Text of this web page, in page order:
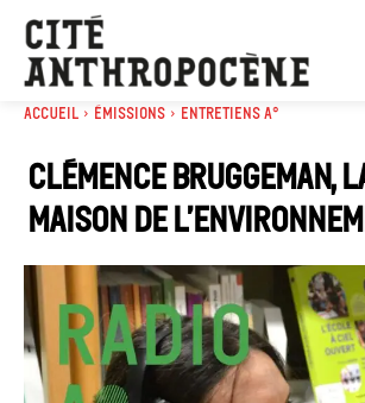
Accueil Émissions Entretiens A°
Clémence Bruggeman,
Maison de